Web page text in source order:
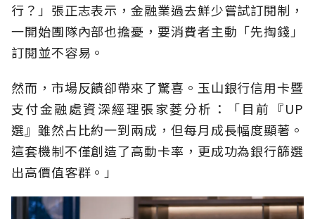
行？」張正志表示，金融業過去鮮少嘗試訂閱制，
一開始團隊內部也擔憂，要消費者主動「先掏錢」
訂閱並不容易。
然而，市場反饋卻帶來了驚喜。玉山銀行信用卡暨
支付金融處資深經理張家菱分析：「目前『UP
選』雖然占比約一到兩成，但每月成長幅度顯著。
這套機制不僅創造了高動卡率，更成功為銀行篩選
出高價值客群。」